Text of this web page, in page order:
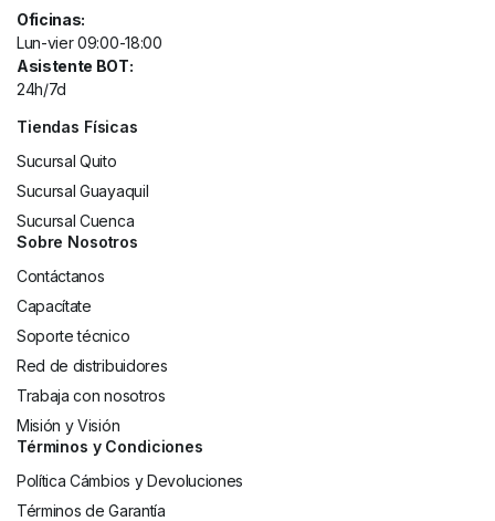
Oficinas:
Lun-vier 09:00-18:00
Asistente BOT:
24h/7d
Tiendas Físicas
Sucursal Quito
Sucursal Guayaquil
Sucursal Cuenca
Sobre Nosotros
Contáctanos
Capacítate
Soporte técnico
Red de distribuidores
Trabaja con nosotros
Misión y Visión
Términos y Condiciones
Política Cámbios y Devoluciones
Términos de Garantía